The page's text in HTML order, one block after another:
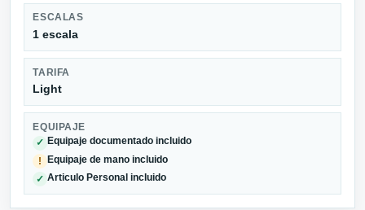
ESCALAS
1 escala
TARIFA
Light
EQUIPAJE
✓ Equipaje documentado incluido
! Equipaje de mano incluido
✓ Articulo Personal incluido